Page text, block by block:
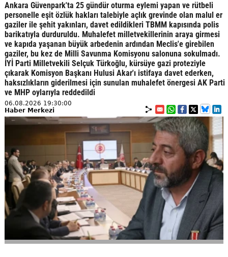
Ankara Güvenpark'ta 25 gündür oturma eylemi yapan ve rütbeli
personelle eşit özlük hakları talebiyle açlık grevinde olan malul er
gaziler ile şehit yakınları, davet edildikleri TBMM kapısında polis
barikatıyla durduruldu. Muhalefet milletvekillerinin araya girmesi
ve kapıda yaşanan büyük arbedenin ardından Meclis'e girebilen
gaziler, bu kez de Milli Savunma Komisyonu salonuna sokulmadı.
İYİ Parti Milletvekili Selçuk Türkoğlu, kürsüye gazi proteziyle
çıkarak Komisyon Başkanı Hulusi Akar'ı istifaya davet ederken,
haksızlıkların giderilmesi için sunulan muhalefet önergesi AK Parti
ve MHP oylarıyla reddedildi
06.08.2026 19:30:00
Haber Merkezi